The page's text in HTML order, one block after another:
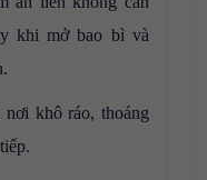
khi mở bao bì và
nơi khô ráo, thoáng